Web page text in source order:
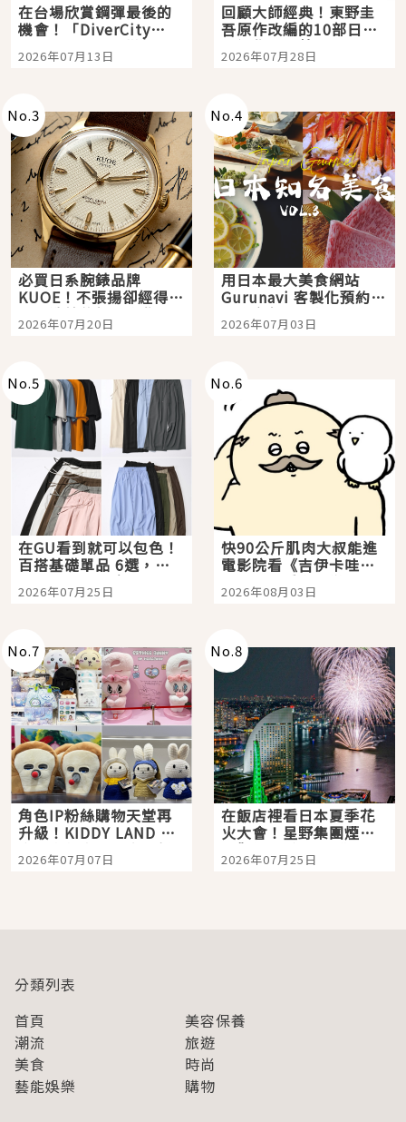
在台場欣賞鋼彈最後的
機會！「DiverCity
Tokyo Plaza」搭船、
購物、美食及夜景，一
2026年07月13日
回顧大師經典！東野圭
吾原作改編的10部日本
影視作品推薦
2026年07月28日
No.3
必買日系腕錶品牌
KUOE！不張揚卻經得起
時間洗鍊的經典之作五
選
2026年07月20日
No.4
用日本最大美食網站
Gurunavi 客製化預約九
大都市餐廳，打造專屬
美食體驗！
2026年07月03日
No.5
在GU看到就可以包色！
百搭基礎單品 6選，閉
眼全收也不心疼
2026年07月25日
No.6
快90公斤肌肉大叔能進
電影院看《吉伊卡哇》
嗎？日本重金屬樂團
「打首」會長與nagano
2026年08月03日
No.7
角色IP粉絲購物天堂再
升級！KIDDY LAND 原
宿店吉伊卡哇迎客，新
開幕 OMOKADO 店3分
2026年07月07日
No.8
在飯店裡看日本夏季花
火大會！星野集團煙火
景觀飯店6選，讓你不用
人擠人悠閒欣賞
2026年07月25日
分類列表
首頁
美容保養
潮流
旅遊
美食
時尚
藝能娛樂
購物